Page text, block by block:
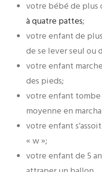
votre bébé de plus
à quatre pattes;
votre enfant de
de se lever seul ou
votre enfant
des pieds;
votre enfant
moyenne en
votre enfant
« w »;
votre enfant de 5